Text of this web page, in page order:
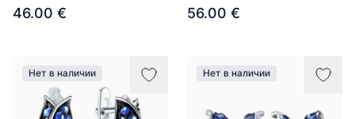
46.00 € 56.00 €
Нет в наличии Нет в наличии